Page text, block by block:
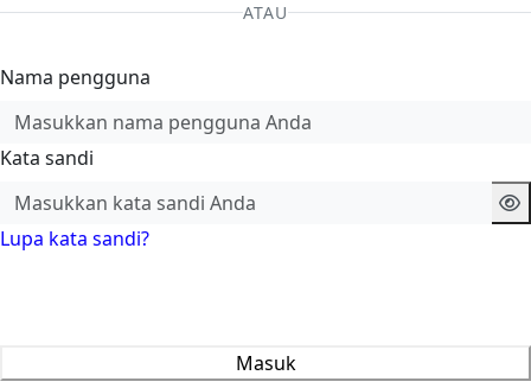
ATAU
Nama pengguna
Kata sandi
Lupa kata sandi?
Masuk